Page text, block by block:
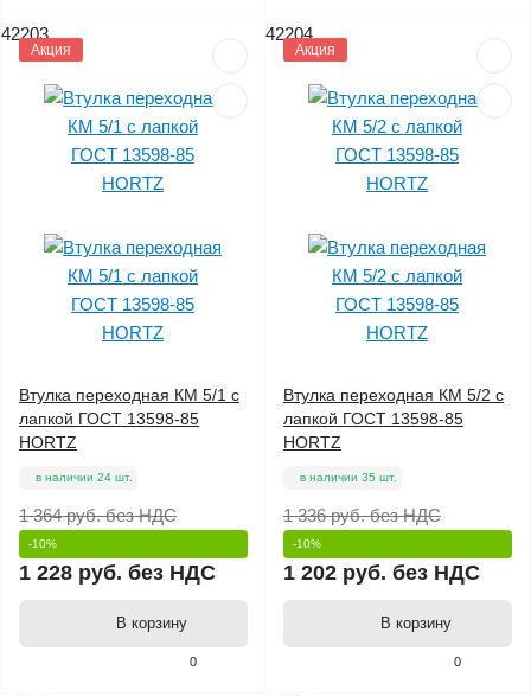
42203
Акция
0
Втулка переходная КМ 5/1 с
лапкой ГОСТ 13598-85
HORTZ
в наличии 24 шт.
1 364 руб.без НДС
-10%
1 228 руб. без НДС
В корзину
42204
Акция
0
Втулка переходная КМ 5/2 с
лапкой ГОСТ 13598-85
HORTZ
в наличии 35 шт.
1 336 руб.без НДС
-10%
1 202 руб. без НДС
В корзину